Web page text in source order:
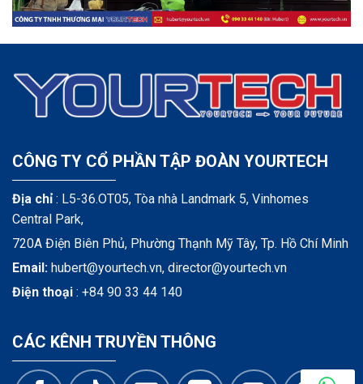
CÔNG TY CỔ PHẦN TẬP ĐOÀN YOURTECH
Địa chỉ: L5-36.OT05, Tòa nhà Landmark 5, Vinhomes
Central Park,
720A Điện Biên Phủ, Phường Thạnh Mỹ Tây, Tp. Hồ Chí Minh
Email: hubert@yourtech.vn, director@yourtech.vn
Điện thoại : +84 90 33 44 140
CÁC KÊNH TRUYỀN THÔNG